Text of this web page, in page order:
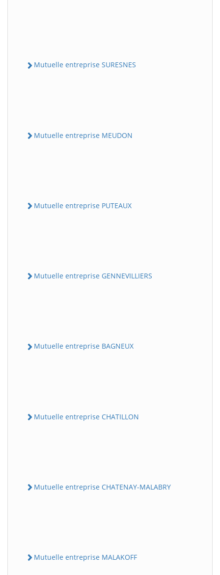
Mutuelle entreprise SURESNES
Mutuelle entreprise MEUDON
Mutuelle entreprise PUTEAUX
Mutuelle entreprise GENNEVILLIERS
Mutuelle entreprise BAGNEUX
Mutuelle entreprise CHATILLON
Mutuelle entreprise CHATENAY-MALABRY
Mutuelle entreprise MALAKOFF